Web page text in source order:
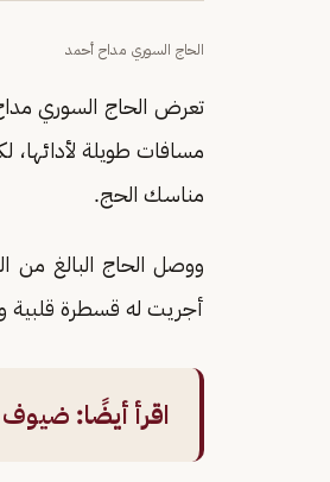
الحاج السوري مداح أحمد
تعرض الحاج السوري
مسافات طويلة لأدائها،
مناسك الحج.
أجريت له قسطرة قلبية
اقرأ أيضًا: ضيوف